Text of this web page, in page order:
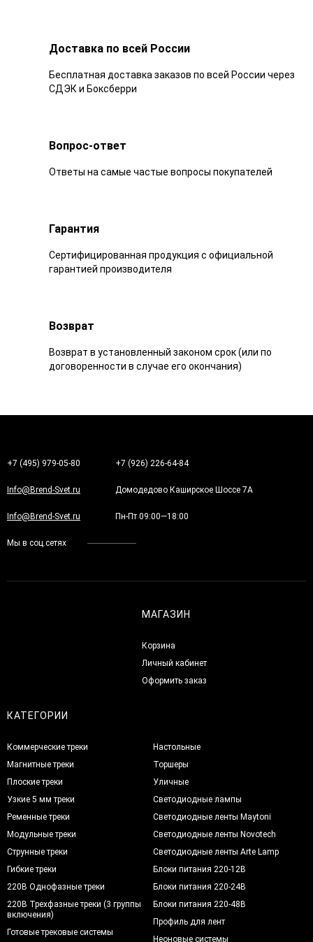
Доставка по всей России
Бесплатная доставка заказов по всей России через
СДЭК и Боксберри
Вопрос-ответ
Ответы на самые частые вопросы покупателей
Гарантия
Сертифицированная продукция с официальной
гарантией производителя
Возврат
Возврат в установленный законом срок (или по
договоренности в случае его окончания)
+7 (495) 979-05-80 +7 (926) 226-64-84
Info@Brend-Svet.ru Домодедово Каширское Шоссе 7А
Info@Brend-Svet.ru Пн-Пт 09:00—18:00
Мы в соц.сетях
МАГАЗИН
Корзина
Личный кабинет
Оформить заказ
КАТЕГОРИИ
Коммерческие треки
Магнитные треки
Плоские треки
Узкие 5 мм треки
Ременные треки
Модульные треки
Струнные треки
Гибкие треки
220В Однофазные треки
220В Трехфазные треки (3 группы
включения)
Готовые трековые системы
Настольные
Торшеры
Уличные
Светодиодные лампы
Светодиодные ленты Maytoni
Светодиодные ленты Novotech
Светодиодные ленты Arte Lamp
Блоки питания 220-12В
Блоки питания 220-24В
Блоки питания 220-48В
Профиль для лент
Неоновые системы